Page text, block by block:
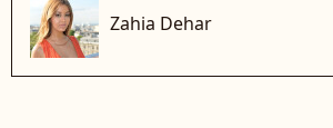
Zahia Dehar